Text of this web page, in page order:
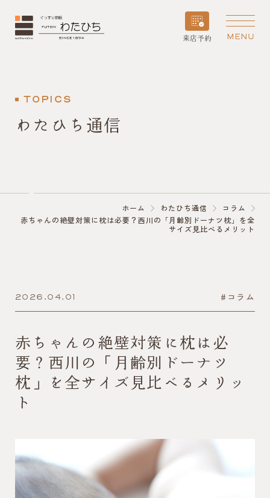
来店予約 MENU
TOPICS
わたひち通信
ホーム わたひち通信
コラム
赤ちゃんの絶壁対策に枕は必要？西川の「月齢別ドーナツ枕」を全
サイズ見比べるメリット
2026.04.01 #コラム
赤ちゃんの絶壁対策に枕は必
要？西川の「月齢別ドーナツ
枕」を全サイズ見比べるメリッ
ト